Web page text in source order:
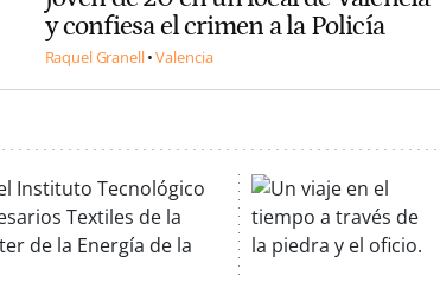
y confiesa el crimen a la Policía
Raquel Granell Valencia